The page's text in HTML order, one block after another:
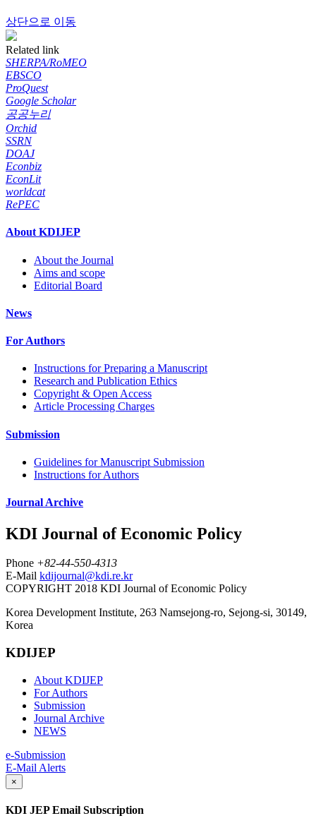
상단으로 이동
Related link
SHERPA/RoMEO
EBSCO
ProQuest
Google Scholar
공공누리
Orchid
SSRN
DOAJ
Econbiz
EconLit
worldcat
RePEC
About KDIJEP
About the Journal
Aims and scope
Editorial Board
News
For Authors
Instructions for Preparing a Manuscript
Research and Publication Ethics
Copyright & Open Access
Article Processing Charges
Submission
Guidelines for Manuscript Submission
Instructions for Authors
Journal Archive
KDI Journal of Economic Policy
Phone +82-44-550-4313
E-Mail kdijournal@kdi.re.kr
COPYRIGHT 2018 KDI Journal of Economic Policy
Korea Development Institute, 263 Namsejong-ro, Sejong-si, 30149,
Korea
KDIJEP
About KDIJEP
For Authors
Submission
Journal Archive
NEWS
e-Submission
E-Mail Alerts
×
KDI JEP Email Subscription